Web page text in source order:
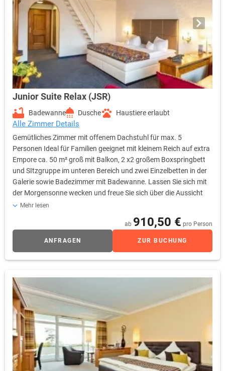
Junior Suite Relax (JSR)
Badewanne Dusche Haustiere erlaubt
Alle Zimmer Details
Gemütliches Zimmer mit offenem Dachstuhl für max. 5
Personen Ideal für Familien geeignet mit kleinem Reich auf extra
Empore ca. 50 m² groß mit Balkon, 2 x2 großem Boxspringbett
und SItzgruppe im unteren Bereich und zwei Einzelbetten in der
Galerie sowie Badezimmer mit Badewanne. Lassen Sie sich mit
der Morgensonne wecken und freue Sie sich über die Aussicht
auf den Kirschbaumgarten.
Mehr lesen
ab 910,50 € pro Person
ANFRAGEN ZUR BUCHUNG